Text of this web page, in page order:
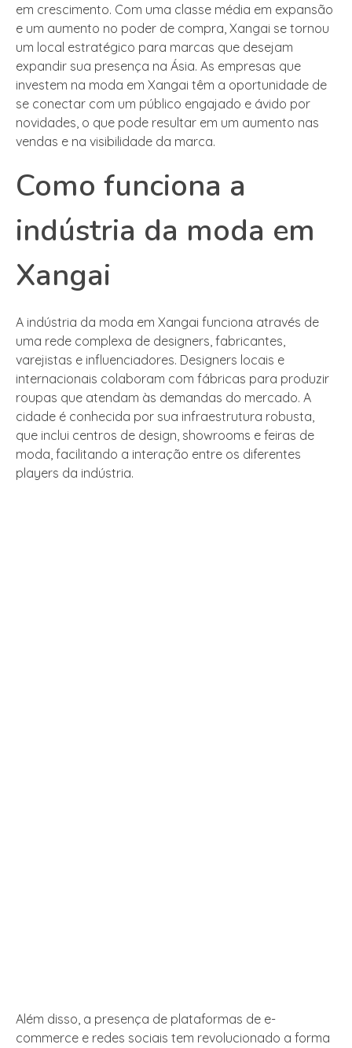
em crescimento. Com uma classe média em expansão
e um aumento no poder de compra, Xangai se tornou
um local estratégico para marcas que desejam
expandir sua presença na Ásia. As empresas que
investem na moda em Xangai têm a oportunidade de
se conectar com um público engajado e ávido por
novidades, o que pode resultar em um aumento nas
vendas e na visibilidade da marca.
Como funciona a
indústria da moda em
Xangai
A indústria da moda em Xangai funciona através de
uma rede complexa de designers, fabricantes,
varejistas e influenciadores. Designers locais e
internacionais colaboram com fábricas para produzir
roupas que atendam às demandas do mercado. A
cidade é conhecida por sua infraestrutura robusta,
que inclui centros de design, showrooms e feiras de
moda, facilitando a interação entre os diferentes
players da indústria.
Além disso, a presença de plataformas de e-
commerce e redes sociais tem revolucionado a forma